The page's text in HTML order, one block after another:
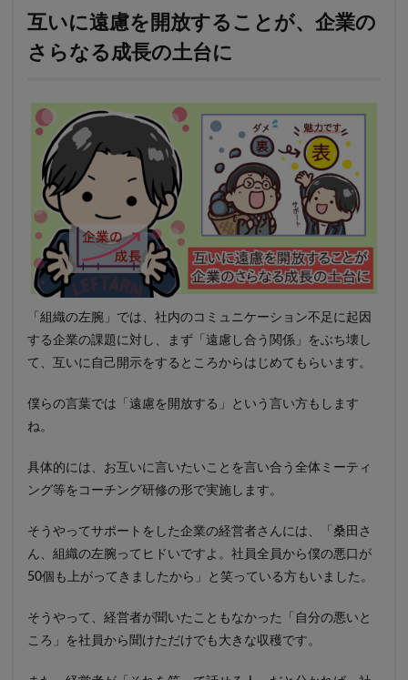
互いに遠慮を開放することが、企業の
さらなる成長の土台に
「組織の左腕」では、社内のコミュニケーション不足に起因
する企業の課題に対し、まず「遠慮し合う関係」をぶち壊し
て、互いに自己開示をするところからはじめてもらいます。
僕らの言葉では「遠慮を開放する」という言い方もします
ね。
具体的には、お互いに言いたいことを言い合う全体ミーティ
ング等をコーチング研修の形で実施します。
そうやってサポートをした企業の経営者さんには、「桑田さ
ん、組織の左腕ってヒドいですよ。社員全員から僕の悪口が
50個も上がってきましたから」と笑っている方もいました。
そうやって、経営者が聞いたこともなかった「自分の悪いと
ころ」を社員から聞けただけでも大きな収穫です。